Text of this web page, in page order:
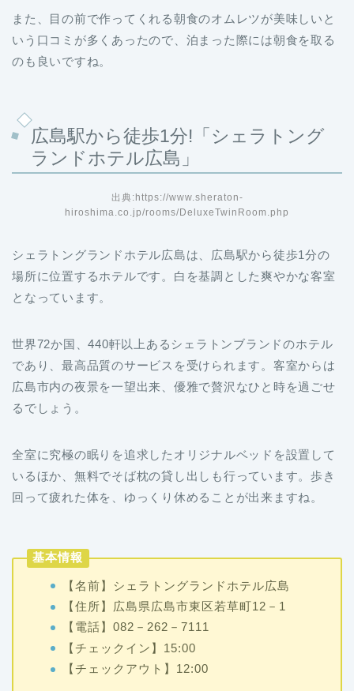
また、目の前で作ってくれる朝食のオムレツが美味しいと
いう口コミが多くあったので、泊まった際には朝食を取る
のも良いですね。
広島駅から徒歩1分!「シェラトング
ランドホテル広島」
出典:https://www.sheraton-
hiroshima.co.jp/rooms/DeluxeTwinRoom.php
シェラトングランドホテル広島は、広島駅から徒歩1分の
場所に位置するホテルです。白を基調とした爽やかな客室
となっています。
世界72か国、440軒以上あるシェラトンブランドのホテル
であり、最高品質のサービスを受けられます。客室からは
広島市内の夜景を一望出来、優雅で贅沢なひと時を過ごせ
るでしょう。
全室に究極の眠りを追求したオリジナルベッドを設置して
いるほか、無料でそば枕の貸し出しも行っています。歩き
回って疲れた体を、ゆっくり休めることが出来ますね。
基本情報
【名前】シェラトングランドホテル広島
【住所】広島県広島市東区若草町12－1
【電話】082－262－7111
【チェックイン】15:00
【チェックアウト】12:00